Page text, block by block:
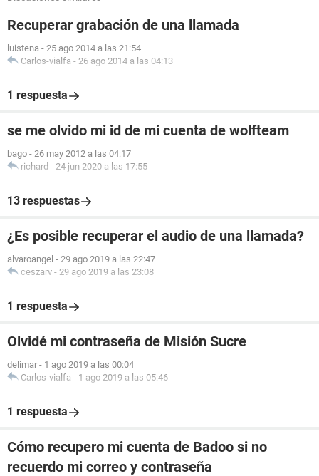
Recuperar grabación de una llamada
luistena - 25 ago 2014 a las 21:54
Carlos-vialfa - 26 ago 2014 a las 04:13
1 respuesta
se me olvido mi id de mi cuenta de wolfteam
bago - 26 may 2012 a las 04:17
richard - 24 jun 2020 a las 17:55
13 respuestas
¿Es posible recuperar el audio de una llamada?
alvaroangel - 29 ago 2019 a las 22:47
ceszarv - 29 ago 2019 a las 23:08
1 respuesta
Olvidé mi contraseña de Misión Sucre
delimar - 1 ago 2019 a las 00:04
Carlos-vialfa - 1 ago 2019 a las 05:46
1 respuesta
Cómo recupero mi cuenta de Badoo si no
recuerdo mi correo y contraseña